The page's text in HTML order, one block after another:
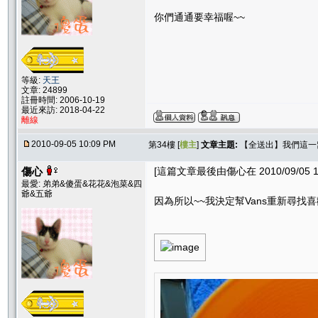
等級: 天王
文章: 24899
註冊時間: 2006-10-19
最近來訪: 2018-04-22
離線
你們通通要幸福喔~~
2010-09-05 10:09 PM 第34樓 [樓主] 文章主題: 【全送出】我們
傷心
最愛: 弟弟&傻蛋&花花&泡菜&四
爺&五爺
[這篇文章最後由傷心在 2010/09/05
因為所以~~我決定幫Vans重新尋找